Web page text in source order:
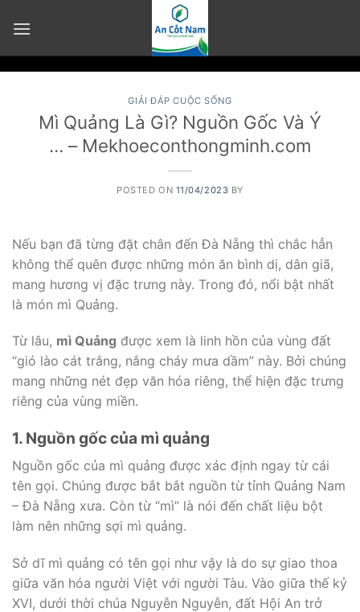
GIẢI ĐÁP CUỘC SỐNG
Mì Quảng Là Gì? Nguồn Gốc Và Ý
… – Mekhoeconthongminh.com
POSTED ON 11/04/2023 BY
Nếu bạn đã từng đặt chân đến Đà Nẵng thì chắc hẳn
không thể quên được những món ăn bình dị, dân giã,
mang hương vị đặc trưng này. Trong đó, nổi bật nhất
là món mì Quảng.
Từ lâu, mì Quảng được xem là linh hồn của vùng đất
“gió lào cát trắng, nắng cháy mưa dầm” này. Bởi chúng
mang những nét đẹp văn hóa riêng, thể hiện đặc trưng
riêng của vùng miền.
1. Nguồn gốc của mì quảng
Nguồn gốc của mì quảng được xác định ngay từ cái
tên gọi. Chúng được bắt bắt nguồn từ tỉnh Quảng Nam
– Đà Nẵng xưa. Còn từ “mì” là nói đến chất liệu bột
làm nên những sợi mì quảng.
Sở dĩ mì quảng có tên gọi như vậy là do sự giao thoa
giữa văn hóa người Việt với người Tàu. Vào giữa thế kỷ
XVI, dưới thời chúa Nguyễn Nguyễn, đất Hội An trở